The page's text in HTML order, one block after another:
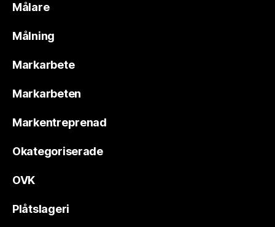
Målare
Målning
Markarbete
Markarbeten
Markentreprenad
Okategoriserade
OVK
Plåtslageri